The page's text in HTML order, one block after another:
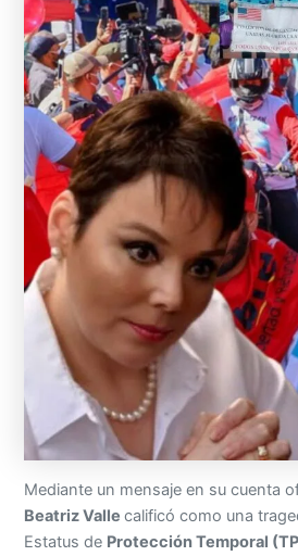
Mediante un mensaje en su cuenta
Beatriz Vallecalificó como una
Estatus de Protección Temporal